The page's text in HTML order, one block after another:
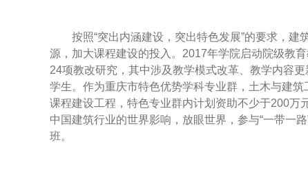
按照“突出内涵建设，突出特色发展”的要求，
源，加大课程建设的投入。2017年学院启动院级教
24项教改研究，其中涉及教学模式改革、教学内容
学生。作为重庆市特色优势学科专业群，土木与建
课程建设工程，特色专业群内计划资助不少于200
中国建筑行业的世界影响，放眼世界，参与“一带一
班。